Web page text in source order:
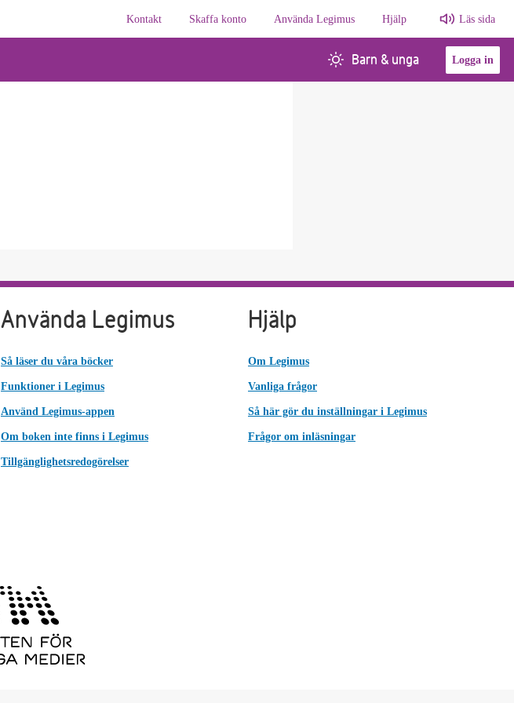
Kontakt
Skaffa konto Använda Legimus Hjälp Läs sida
Barn & unga Logga in
Använda Legimus
Så läser du våra böcker
Funktioner i Legimus
Använd Legimus-appen
Om boken inte finns i Legimus
Tillgänglighetsredogörelser
Hjälp
Om Legimus
Vanliga frågor
Så här gör du inställningar i Legimus
Frågor om inläsningar